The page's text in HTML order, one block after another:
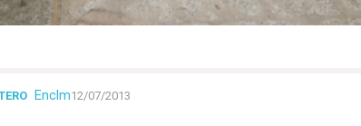
Enclm12/07/2013